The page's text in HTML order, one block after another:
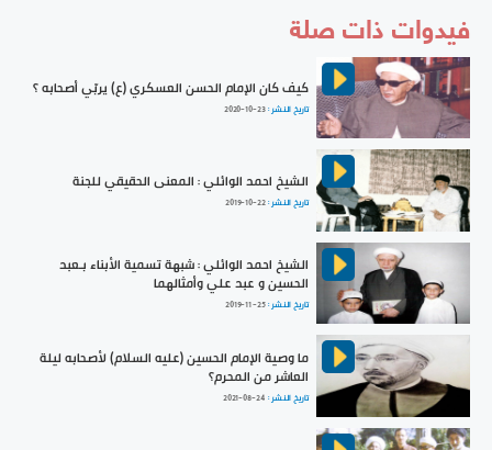
فيدوات ذات صلة
كيف كان الإمام الحسن العسكري (ع) يربّي أصحابه ؟
تاريخ النشر :2020-10-23
الشيخ احمد الوائلي : المعنى الحقيقي للجنة
تاريخ النشر :2019-10-22
الشيخ احمد الوائلي : شبهة تسمية الأبناء بـعبد
الحسين و عبد علي وأمثالهما
تاريخ النشر :2019-11-25
ما وصية الإمام الحسين (عليه السلام) لأصحابه ليلة
العاشر من المحرم؟
تاريخ النشر : 2021-08-24